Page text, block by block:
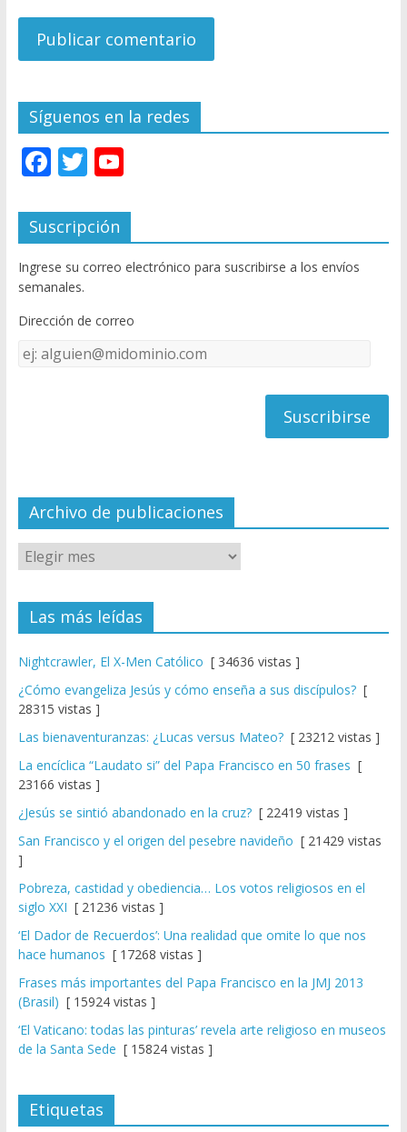
Síguenos en la redes
F
e
b
o
o
k
T
itt
er
Y
u
T
u
e
C
el
Suscripción
Ingrese su correo electrónico para suscribirse a los envíos
semanales.
Dirección de correo
Dirección
de
Archivo de publicaciones
Las más leídas
Nightcrawler, El X-Men Católico [ 34636 vistas ]
¿Cómo evangeliza Jesús y cómo enseña a sus discípulos?[
28315 vistas ]
Las bienaventuranzas: ¿Lucas versus Mateo?[ 23212 vistas ]
La encíclica “Laudato si” del Papa Francisco en 50 frases [
23166 vistas ]
¿Jesús se sintió abandonado en la cruz?[ 22419 vistas ]
San Francisco y el origen del pesebre navideño [ 21429 vistas
]
Pobreza, castidad y obediencia… Los votos religiosos en el
siglo XXI [ 21236 vistas ]
‘El Dador de Recuerdos’: Una realidad que omite lo que nos
hace humanos [ 17268 vistas ]
Frases más importantes del Papa Francisco en la JMJ 2013
(Brasil) [ 15924 vistas ]
‘El Vaticano: todas las pinturas’ revela arte religioso en museos
de la Santa Sede [ 15824 vistas ]
Etiquetas